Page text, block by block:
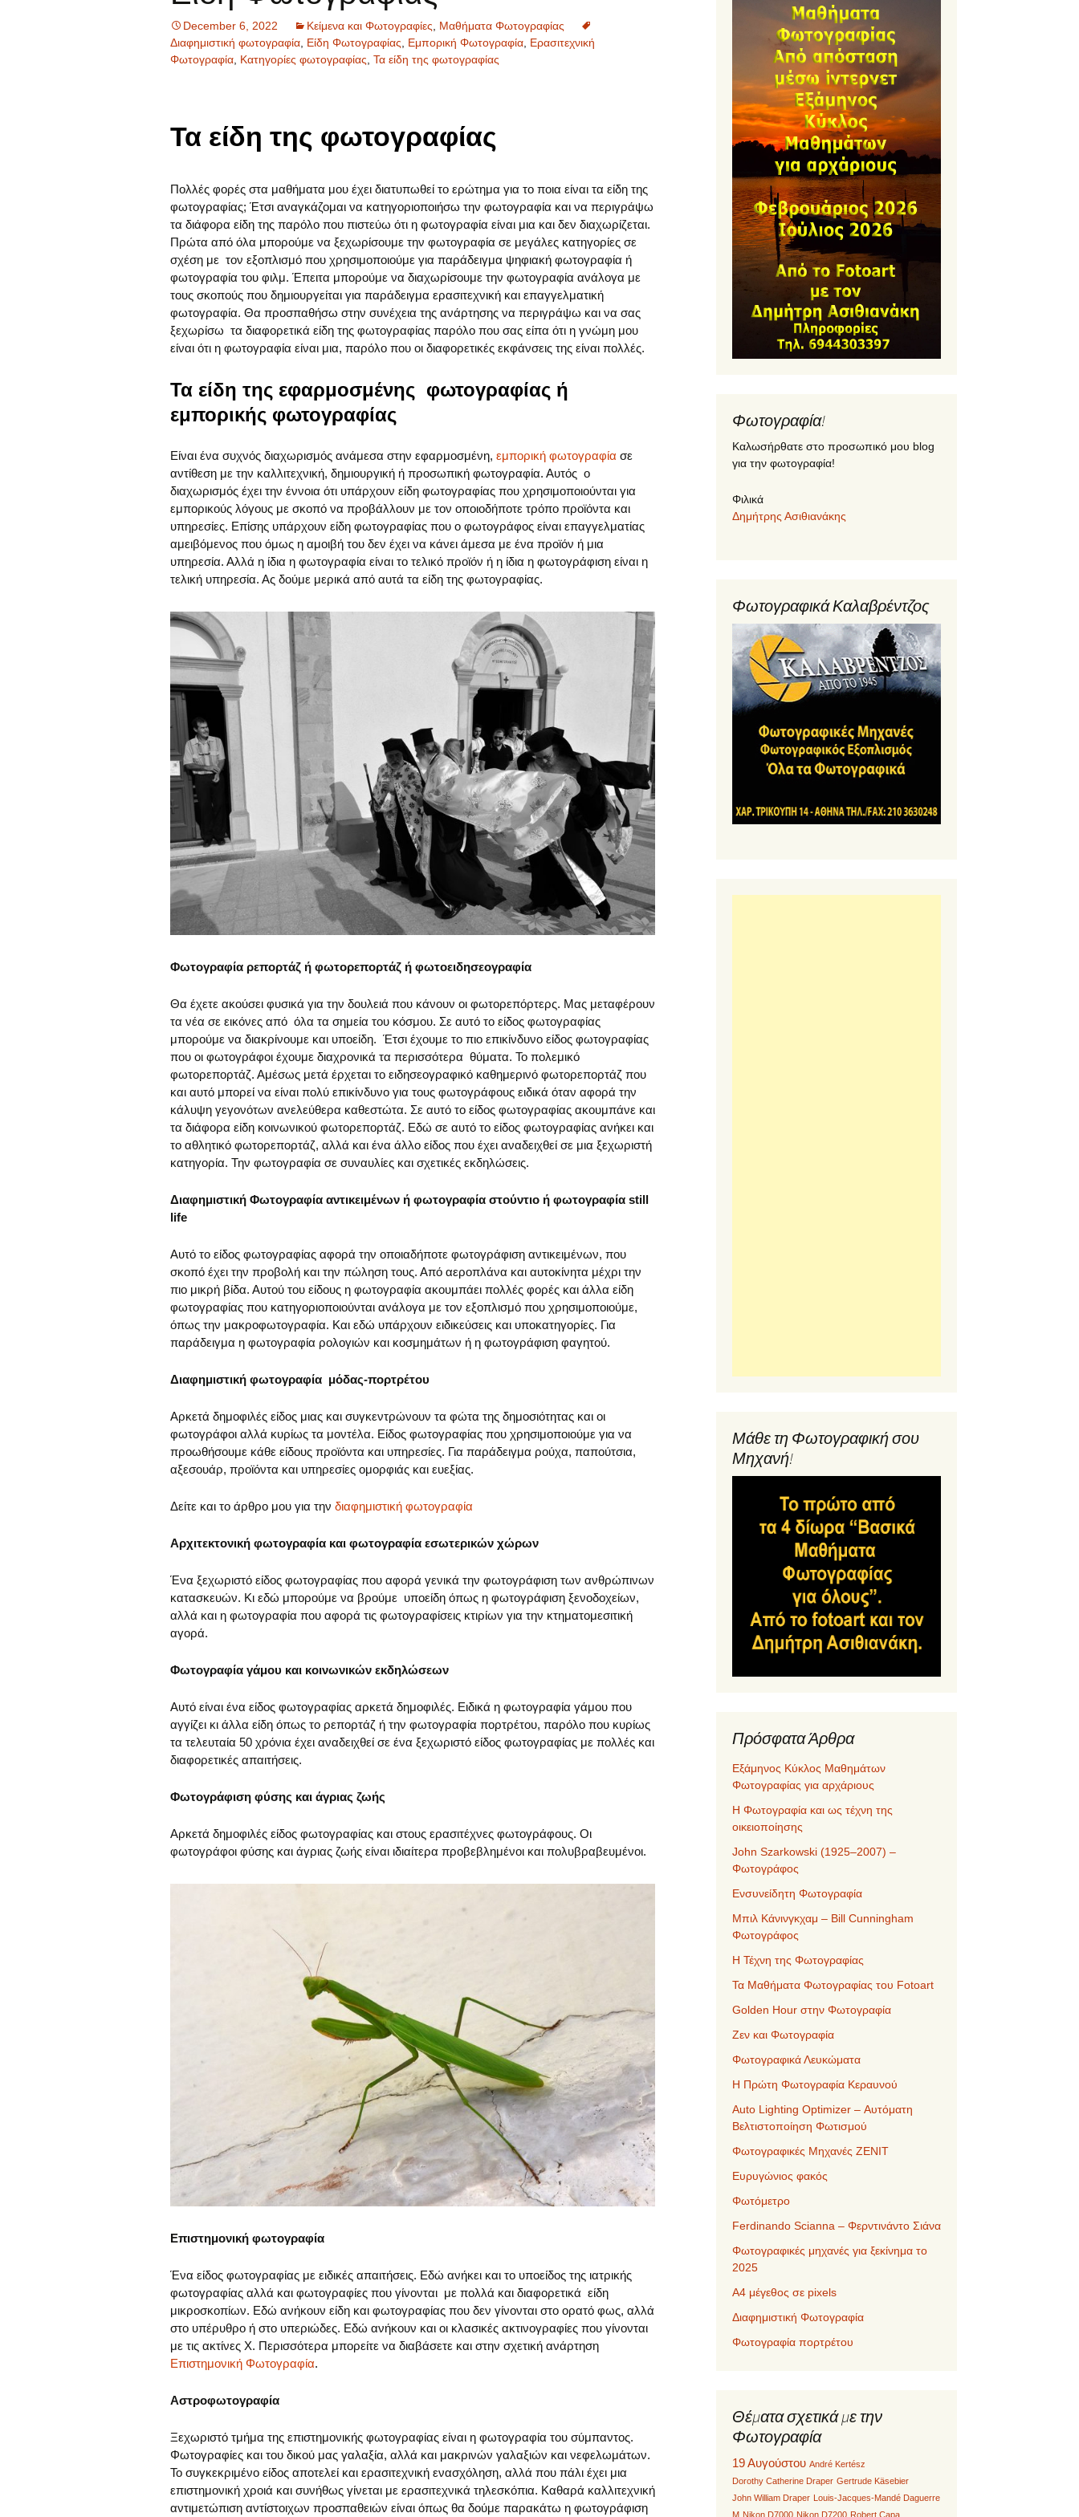
Σπουδαίοι Φωτογράφοι
Σύγχρονοι Φωτογράφοι
December 6, 2022 Κείμενα και Φωτογραφίες
Μαθήματα Φωτογραφίας
Διαφημιστική φωτογραφία Είδη Φωτογραφίας Εμπορική Φωτογραφία Ερασιτεχνική
Φωτογραφία Κατηγορίες φωτογραφίας Τα είδη της φωτογραφίας
Τα είδη της φωτογραφίας
Πολλές φορές στα μαθήματα μου έχει διατυπωθεί το ερώτημα για το ποια είναι τα είδη της
φωτογραφίας; Έτσι αναγκάζομαι να κατηγοριοποιήσω την φωτογραφία και να περιγράψω
τα διάφορα είδη της παρόλο που πιστεύω ότι η φωτογραφία είναι μια και δεν διαχωρίζεται.
Πρώτα από όλα μπορούμε να ξεχωρίσουμε την φωτογραφία σε μεγάλες κατηγορίες σε
σχέση με τον εξοπλισμό που χρησιμοποιούμε για παράδειγμα ψηφιακή φωτογραφία ή
φωτογραφία του φιλμ. Έπειτα μπορούμε να διαχωρίσουμε την φωτογραφία ανάλογα με
τους σκοπούς που δημιουργείται για παράδειγμα ερασιτεχνική και επαγγελματική
φωτογραφία. Θα προσπαθήσω στην συνέχεια της ανάρτησης να περιγράψω και να σας
ξεχωρίσω τα διαφορετικά είδη της φωτογραφίας παρόλο που σας είπα ότι η γνώμη μου
είναι ότι η φωτογραφία είναι μια, παρόλο που οι διαφορετικές εκφάνσεις της είναι πολλές.
Τα είδη της εφαρμοσμένης φωτογραφίας ή
εμπορικής φωτογραφίας
Είναι ένα συχνός διαχωρισμός ανάμεσα στην εφαρμοσμένη, εμπορική φωτογραφία σε
αντίθεση με την καλλιτεχνική, δημιουργική ή προσωπική φωτογραφία. Αυτός ο
διαχωρισμός έχει την έννοια ότι υπάρχουν είδη φωτογραφίας που χρησιμοποιούνται για
εμπορικούς λόγους με σκοπό να προβάλλουν με τον οποιοδήποτε τρόπο προϊόντα και
υπηρεσίες. Επίσης υπάρχουν είδη φωτογραφίας που ο φωτογράφος είναι επαγγελματίας
αμειβόμενος που όμως η αμοιβή του δεν έχει να κάνει άμεσα με ένα προϊόν ή μια
υπηρεσία. Αλλά η ίδια η φωτογραφία είναι το τελικό προϊόν ή η ίδια η φωτογράφιση είναι η
τελική υπηρεσία. Ας δούμε μερικά από αυτά τα είδη της φωτογραφίας.
Φωτογραφία ρεπορτάζ ή φωτορεπορτάζ ή φωτοειδησεογραφία
Θα έχετε ακούσει φυσικά για την δουλειά που κάνουν οι φωτορεπόρτερς. Μας μεταφέρουν
τα νέα σε εικόνες από όλα τα σημεία του κόσμου. Σε αυτό το είδος φωτογραφίας
μπορούμε να διακρίνουμε και υποείδη. Έτσι έχουμε το πιο επικίνδυνο είδος φωτογραφίας
που οι φωτογράφοι έχουμε διαχρονικά τα περισσότερα θύματα. Το πολεμικό
φωτορεπορτάζ. Αμέσως μετά έρχεται το ειδησεογραφικό καθημερινό φωτορεπορτάζ που
και αυτό μπορεί να είναι πολύ επικίνδυνο για τους φωτογράφους ειδικά όταν αφορά την
κάλυψη γεγονότων ανελεύθερα καθεστώτα. Σε αυτό το είδος φωτογραφίας ακουμπάνε και
τα διάφορα είδη κοινωνικού φωτορεπορτάζ. Εδώ σε αυτό το είδος φωτογραφίας ανήκει και
το αθλητικό φωτορεπορτάζ, αλλά και ένα άλλο είδος που έχει αναδειχθεί σε μια ξεχωριστή
κατηγορία. Την φωτογραφία σε συναυλίες και σχετικές εκδηλώσεις.
Διαφημιστική Φωτογραφία αντικειμένων ή φωτογραφία στούντιο ή φωτογραφία still
life
Αυτό το είδος φωτογραφίας αφορά την οποιαδήποτε φωτογράφιση αντικειμένων, που
σκοπό έχει την προβολή και την πώληση τους. Από αεροπλάνα και αυτοκίνητα μέχρι την
πιο μικρή βίδα. Αυτού του είδους η φωτογραφία ακουμπάει πολλές φορές και άλλα είδη
φωτογραφίας που κατηγοριοποιούνται ανάλογα με τον εξοπλισμό που χρησιμοποιούμε,
όπως την μακροφωτογραφία. Και εδώ υπάρχουν ειδικεύσεις και υποκατηγορίες. Για
παράδειγμα η φωτογραφία ρολογιών και κοσμημάτων ή η φωτογράφιση φαγητού.
Διαφημιστική φωτογραφία μόδας-πορτρέτου
Αρκετά δημοφιλές είδος μιας και συγκεντρώνουν τα φώτα της δημοσιότητας και οι
φωτογράφοι αλλά κυρίως τα μοντέλα. Είδος φωτογραφίας που χρησιμοποιούμε για να
προωθήσουμε κάθε είδους προϊόντα και υπηρεσίες. Για παράδειγμα ρούχα, παπούτσια,
αξεσουάρ, προϊόντα και υπηρεσίες ομορφιάς και ευεξίας.
Δείτε και το άρθρο μου για την διαφημιστική φωτογραφία
Αρχιτεκτονική φωτογραφία και φωτογραφία εσωτερικών χώρων
Ένα ξεχωριστό είδος φωτογραφίας που αφορά γενικά την φωτογράφιση των ανθρώπινων
κατασκευών. Κι εδώ μπορούμε να βρούμε υποείδη όπως η φωτογράφιση ξενοδοχείων,
αλλά και η φωτογραφία που αφορά τις φωτογραφίσεις κτιρίων για την κτηματομεσιτική
αγορά.
Φωτογραφία γάμου και κοινωνικών εκδηλώσεων
Αυτό είναι ένα είδος φωτογραφίας αρκετά δημοφιλές. Ειδικά η φωτογραφία γάμου που
αγγίζει κι άλλα είδη όπως το ρεπορτάζ ή την φωτογραφία πορτρέτου, παρόλο που κυρίως
τα τελευταία 50 χρόνια έχει αναδειχθεί σε ένα ξεχωριστό είδος φωτογραφίας με πολλές και
διαφορετικές απαιτήσεις.
Φωτογράφιση φύσης και άγριας ζωής
Αρκετά δημοφιλές είδος φωτογραφίας και στους ερασιτέχνες φωτογράφους. Οι
φωτογράφοι φύσης και άγριας ζωής είναι ιδιαίτερα προβεβλημένοι και πολυβραβευμένοι.
Επιστημονική φωτογραφία
Ένα είδος φωτογραφίας με ειδικές απαιτήσεις. Εδώ ανήκει και το υποείδος της ιατρικής
φωτογραφίας αλλά και φωτογραφίες που γίνονται με πολλά και διαφορετικά είδη
μικροσκοπίων. Εδώ ανήκουν είδη και φωτογραφίας που δεν γίνονται στο ορατό φως, αλλά
στο υπέρυθρο ή στο υπεριώδες. Εδώ ανήκουν και οι κλασικές ακτινογραφίες που γίνονται
με τις ακτίνες Χ. Περισσότερα μπορείτε να διαβάσετε και στην σχετική ανάρτηση
Επιστημονική Φωτογραφία.
Αστροφωτογραφία
Ξεχωριστό τμήμα της επιστημονικής φωτογραφίας είναι η φωτογραφία του σύμπαντος.
Φωτογραφίες και του δικού μας γαλαξία, αλλά και μακρινών γαλαξιών και νεφελωμάτων.
Το συγκεκριμένο είδος αποτελεί και ερασιτεχνική ενασχόληση, αλλά που πάλι έχει μια
επιστημονική χροιά και συνήθως γίνεται με ερασιτεχνικά τηλεσκόπια. Καθαρά καλλιτεχνική
αντιμετώπιση αντίστοιχων προσπαθειών είναι όπως θα δούμε παρακάτω η φωτογράφιση
Φωτογραφία!
Καλωσήρθατε στο προσωπικό μου blog
για την φωτογραφία!
Φιλικά
Δημήτρης Ασιθιανάκης
Φωτογραφικά Καλαβρέντζος
Μάθε τη Φωτογραφική σου
Μηχανή!
Πρόσφατα Άρθρα
Εξάμηνος Κύκλος Μαθημάτων
Φωτογραφίας για αρχάριους
Η Φωτογραφία και ως τέχνη της
οικειοποίησης
John Szarkowski (1925–2007) –
Φωτογράφος
Ενσυνείδητη Φωτογραφία
Μπιλ Κάνινγκχαμ – Bill Cunningham
Φωτογράφος
Η Τέχνη της Φωτογραφίας
Τα Μαθήματα Φωτογραφίας του Fotoart
Golden Hour στην Φωτογραφία
Ζεν και Φωτογραφία
Φωτογραφικά Λευκώματα
Η Πρώτη Φωτογραφία Κεραυνού
Auto Lighting Optimizer – Αυτόματη
Βελτιστοποίηση Φωτισμού
Φωτογραφικές Μηχανές ZENIT
Ευρυγώνιος φακός
Φωτόμετρο
Ferdinando Scianna – Φερντινάντο Σιάνα
Φωτογραφικές μηχανές για ξεκίνημα το
2025
Α4 μέγεθος σε pixels
Διαφημιστική Φωτογραφία
Φωτογραφία πορτρέτου
Θέματα σχετικά με την
Φωτογραφία
19 Αυγούστου André Kertész
Dorothy Catherine Draper Gertrude Käsebier
John William Draper Louis-Jacques-Mandé Daguerre
M Nikon D7000 Nikon D7200 Robert Capa